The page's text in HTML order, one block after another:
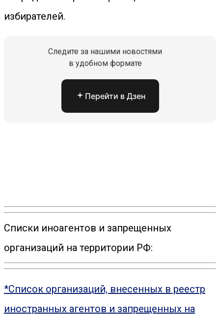
избирателей.
Следите за нашими новостями
в удобном формате
Перейти в Дзен
Списки иноагентов и запрещенных
организаций на территории РФ:
*Список организаций, внесенных в реестр
иностранных агентов и запрещенных на